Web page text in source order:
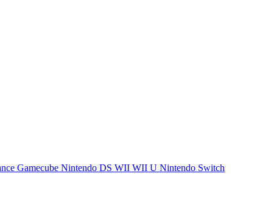
Gamecube Nintendo DS WII WII U Nintendo Switch